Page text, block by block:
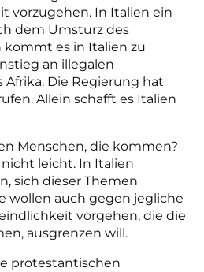
vorzugehen. In Italien ein
dem Umsturz des
kommt es in Italien zu
an illegalen
Die Regierung hat
Allein schafft es Italien
Menschen, die kommen?
leicht. In Italien
sich dieser Themen
wollen auch gegen jegliche
vorgehen, die die
ausgrenzen will.
protestantischen